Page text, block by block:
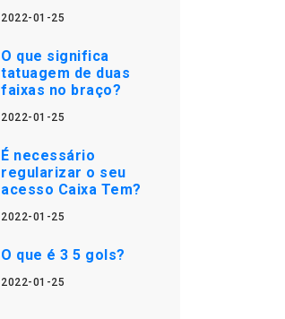
2022-01-25
O que significa
tatuagem de duas
faixas no braço?
2022-01-25
É necessário
regularizar o seu
acesso Caixa Tem?
2022-01-25
O que é 3 5 gols?
2022-01-25